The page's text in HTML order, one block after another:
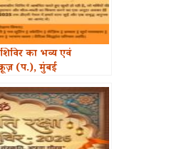
का भव्य एवं
(प.), मुंबई